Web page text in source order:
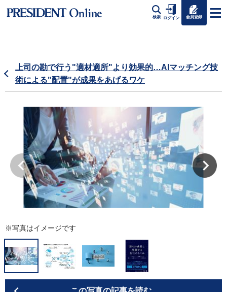
検索 ログイン 会員登録
上司の勘で行う"適材適所"より効果的…AIマッチング技
術による"配置"が成果をあげるワケ
※写真はイメージです